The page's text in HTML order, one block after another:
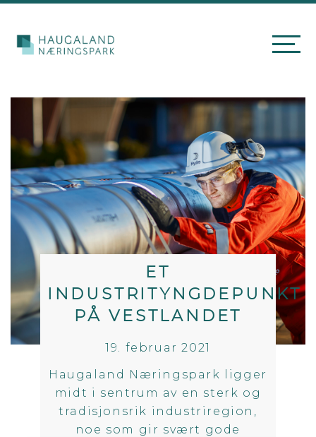
ET
INDUSTRITYNGDEPUNKT
PÅ VESTLANDET
19. februar 2021
Haugaland Næringspark ligger
midt i sentrum av en sterk og
tradisjonsrik industriregion,
noe som gir svært gode